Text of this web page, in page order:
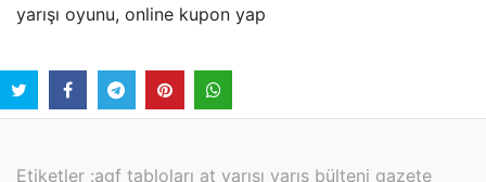
yarışı oyunu, online kupon yap
Etiketler :agf tabloları at yarışı yarış bülteni gazete